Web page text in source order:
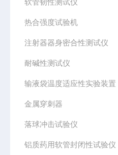
软管韧性测试仪
热合强度试验机
注射器器身密合性测试仪
耐碱性测试仪
输液袋温度适应性实验装置
金属穿刺器
落球冲击试验仪
铝质药用软管封闭性试验仪